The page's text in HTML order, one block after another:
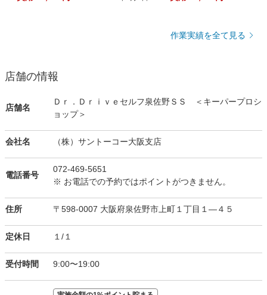
作業実績を全て見る
店舗の情報
店舗名
Ｄｒ．Ｄｒｉｖｅセルフ泉佐野ＳＳ ＜キーパープロシ
ョップ＞
会社名 （株）サントーコー大阪支店
電話番号
072-469-5651
※ お電話での予約ではポイントがつきません。
住所 〒598-0007 大阪府泉佐野市上町１丁目１―４５
定休日 １/１
受付時間 9:00〜19:00